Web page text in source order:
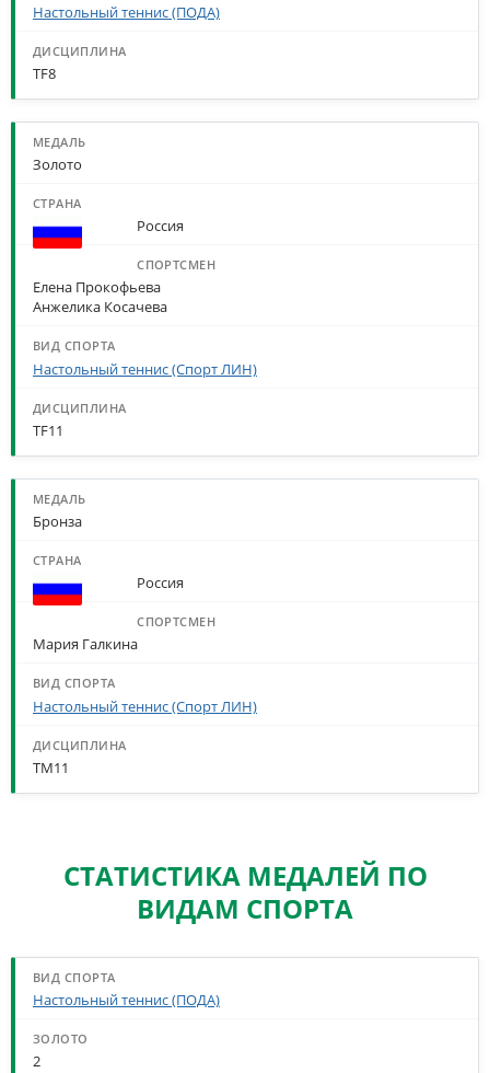
Настольный теннис (ПОДА)
TF8
Золото
Россия
Елена Прокофьева
Анжелика Косачева
Настольный теннис (Спорт ЛИН)
TF11
Бронза
Россия
Мария Галкина
Настольный теннис (Спорт ЛИН)
TM11
СТАТИСТИКА МЕДАЛЕЙ ПО
ВИДАМ СПОРТА
СТАТИСТИКА МЕДАЛЕЙ ПО ВИДАМ СПОРТА
Настольный теннис (ПОДА)
2